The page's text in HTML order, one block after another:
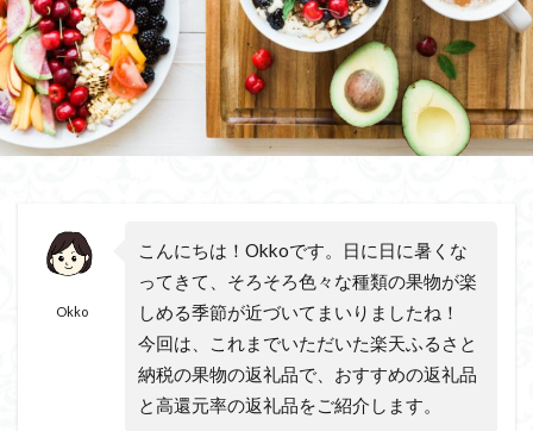
Okko
こんにちは！Okkoです。日に日に暑くな
ってきて、そろそろ色々な種類の果物が楽
しめる季節が近づいてまいりましたね！
今回は、これまでいただいた楽天ふるさと
納税の果物の返礼品で、おすすめの返礼品
と高還元率の返礼品をご紹介します。